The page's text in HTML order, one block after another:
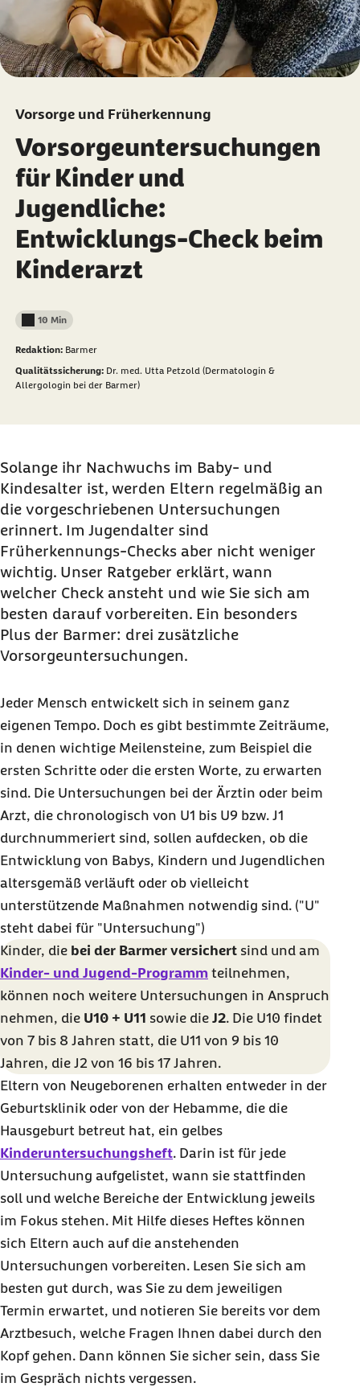
Vorsorge und Früherkennung
Vorsorgeuntersuchungen
für Kinder und
Jugendliche:
Entwicklungs-Check beim
Kinderarzt
Lesedauer weniger als
10 Min
Redaktion: Barmer
Qualitätssicherung: Dr. med. Utta Petzold (Dermatologin &
Allergologin bei der Barmer)
Solange ihr Nachwuchs im Baby- und
Kindesalter ist, werden Eltern regelmäßig an
die vorgeschriebenen Untersuchungen
erinnert. Im Jugendalter sind
Früherkennungs-Checks aber nicht weniger
wichtig. Unser Ratgeber erklärt, wann
welcher Check ansteht und wie Sie sich am
besten darauf vorbereiten. Ein besonders
Plus der Barmer: drei zusätzliche
Vorsorgeuntersuchungen.
Jeder Mensch entwickelt sich in seinem ganz
eigenen Tempo. Doch es gibt bestimmte Zeiträume,
in denen wichtige Meilensteine, zum Beispiel die
ersten Schritte oder die ersten Worte, zu erwarten
sind. Die Untersuchungen bei der Ärztin oder beim
Arzt, die chronologisch von U1 bis U9 bzw. J1
durchnummeriert sind, sollen aufdecken, ob die
Entwicklung von Babys, Kindern und Jugendlichen
altersgemäß verläuft oder ob vielleicht
unterstützende Maßnahmen notwendig sind. ("U"
steht dabei für "Untersuchung")
Kinder, die bei der Barmer versichert sind und am
Kinder- und Jugend-Programm teilnehmen,
können noch weitere Untersuchungen in Anspruch
nehmen, die U10 + U11 sowie die J2. Die U10 findet
von 7 bis 8 Jahren statt, die U11 von 9 bis 10
Jahren, die J2 von 16 bis 17 Jahren.
Eltern von Neugeborenen erhalten entweder in der
Geburtsklinik oder von der Hebamme, die die
Hausgeburt betreut hat, ein gelbes
Kinderuntersuchungsheft. Darin ist für jede
Untersuchung aufgelistet, wann sie stattfinden
soll und welche Bereiche der Entwicklung jeweils
im Fokus stehen. Mit Hilfe dieses Heftes können
sich Eltern auch auf die anstehenden
Untersuchungen vorbereiten. Lesen Sie sich am
besten gut durch, was Sie zu dem jeweiligen
Termin erwartet, und notieren Sie bereits vor dem
Arztbesuch, welche Fragen Ihnen dabei durch den
Kopf gehen. Dann können Sie sicher sein, dass Sie
im Gespräch nichts vergessen.